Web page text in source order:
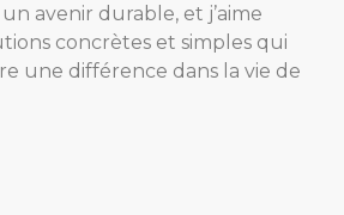
avenir durable, et j’aime
concrètes et simples qui
une différence dans la vie de